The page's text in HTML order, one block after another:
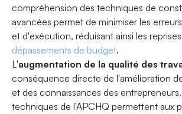
compréhension des techniques de
avancées permet de minimiser les
et d'exécution, réduisant ainsi les
dépassements de budget.
L'augmentation de la qualité des
conséquence directe de l'amélioration
et des connaissances des
techniques de l'APCHQ permettent aux